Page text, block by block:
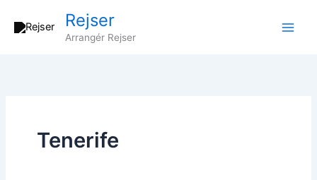
Rejser
Arrangér Rejser
Tenerife